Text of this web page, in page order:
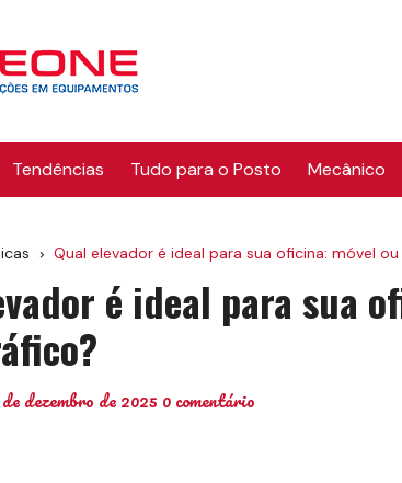
Tendências Tudo para o Posto Mecânico
Qual elevador é ideal para sua oficina: móvel
é ideal para sua
dezembro de 2025 0 comentário